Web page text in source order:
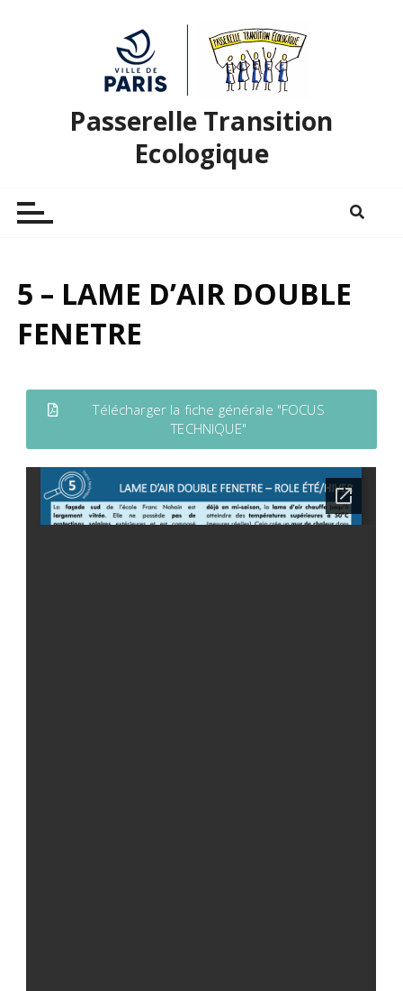
Passerelle Transition
Ecologique
5 – LAME D’AIR DOUBLE
FENETRE
Télécharger la fiche générale "FOCUS
TECHNIQUE"